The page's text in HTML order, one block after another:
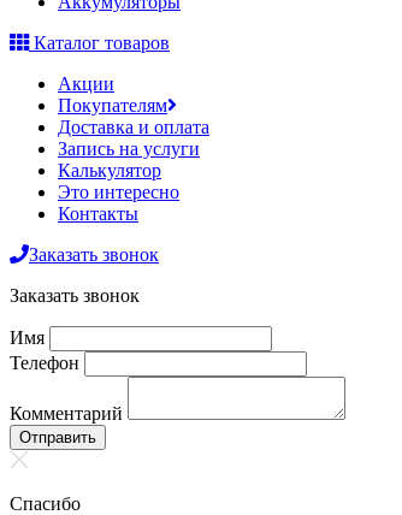
Каталог товаров
Акции
Покупателям
Доставка и оплата
Запись на услуги
Калькулятор
Это интересно
Контакты
Заказать звонок
Заказать звонок
Имя
Телефон
Комментарий
Отправить
Спасибо